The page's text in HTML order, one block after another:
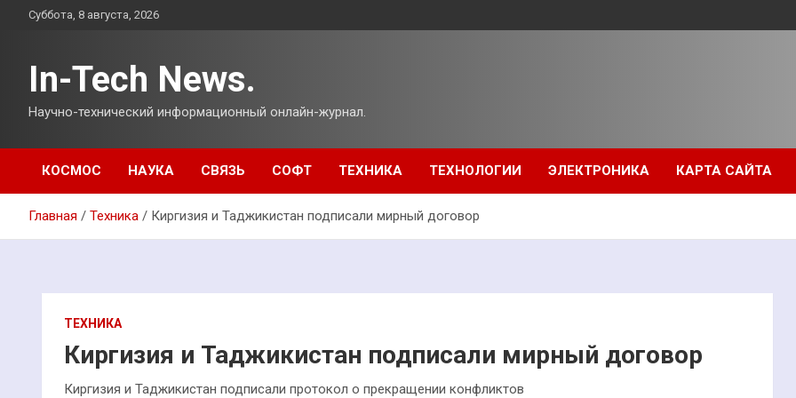
ПерейтиСуббота, 8 августа, 2026
In-Tech News.
Научно-технический информационный онлайн-журнал.
КОСМОС НАУКА СВЯЗЬ СОФТ ТЕХНИКА ТЕХНОЛОГИИ ЭЛЕКТРОНИКА КАРТА САЙТА
Главная Техника Киргизия и Таджикистан подписали мирный договор
ТЕХНИКА
Киргизия и Таджикистан подписали мирный договор
Киргизия и Таджикистан подписали протокол о прекращении конфликтов